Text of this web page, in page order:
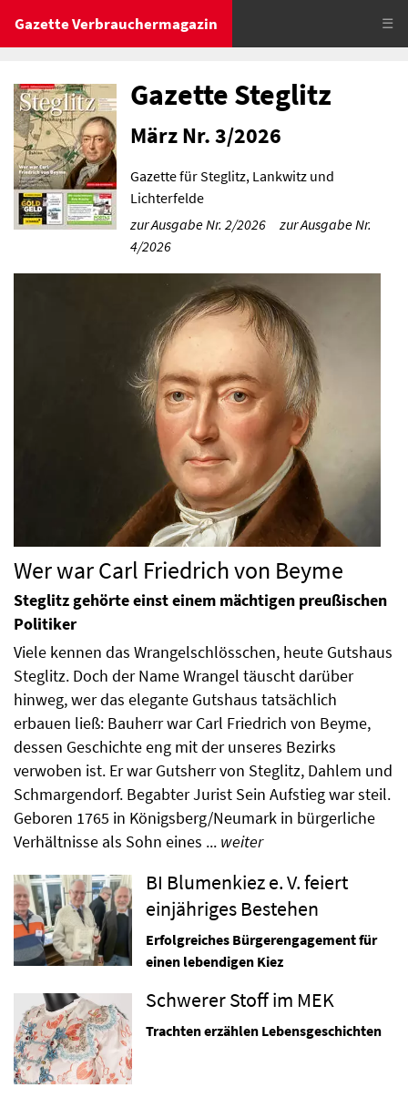
Gazette Verbrauchermagazin ☰
Gazette Steglitz
März Nr. 3/2026
Gazette für Steglitz, Lankwitz und
Lichterfelde
zur Ausgabe Nr. 2/2026
zur Ausgabe Nr.
4/2026
Wer war Carl Friedrich von Beyme
Steglitz gehörte einst einem mächtigen preußischen
Politiker
Viele kennen das Wrangelschlösschen, heute Gutshaus
Steglitz. Doch der Name Wrangel täuscht darüber
hinweg, wer das elegante Gutshaus tatsächlich
erbauen ließ: Bauherr war Carl Friedrich von Beyme,
dessen Geschichte eng mit der unseres Bezirks
verwoben ist. Er war Gutsherr von Steglitz, Dahlem und
Schmargendorf. Begabter Jurist Sein Aufstieg war steil.
Geboren 1765 in Königsberg/Neumark in bürgerliche
Verhältnisse als Sohn eines ... weiter
BI Blumenkiez e. V. feiert
einjähriges Bestehen
Erfolgreiches Bürgerengagement für
einen lebendigen Kiez
Schwerer Stoff im MEK
Trachten erzählen Lebensgeschichten